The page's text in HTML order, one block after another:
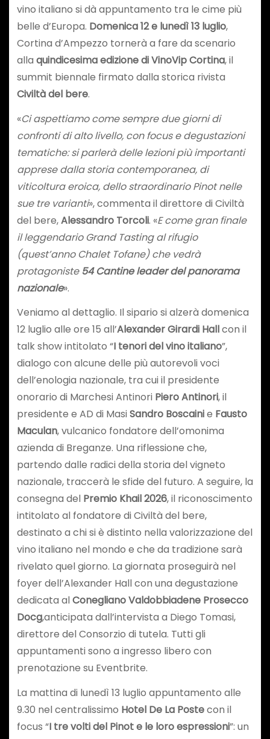
vino italiano si dà appuntamento tra le cime più
belle d’Europa. Domenica 12 e lunedì 13 luglio,
Cortina d’Ampezzo tornerà a fare da scenario
alla quindicesima edizione di VinoVip Cortina, il
summit biennale firmato dalla storica rivista
Civiltà del bere.
«Ci aspettiamo come sempre due giorni di
confronti di alto livello, con focus e degustazioni
tematiche: si parlerà delle lezioni più importanti
apprese dalla storia contemporanea, di
viticoltura eroica, dello straordinario Pinot nelle
sue tre varianti», commenta il direttore di Civiltà
del bere,Alessandro Torcoli. «E come gran finale
il leggendario Grand Tasting al rifugio
(quest’anno Chalet Tofane) che vedrà
protagoniste 54 Cantine leader del panorama
nazionale».
Veniamo al dettaglio. Il sipario si alzerà domenica
12 luglio alle ore 15 all’Alexander Girardi Hallcon il
talk show intitolato “I tenori del vino italiano”,
dialogo con alcune delle più autorevoli voci
dell’enologia nazionale, tra cui il presidente
onorario di Marchesi Antinori Piero Antinori, il
presidente e AD di MasiSandro Boscainie Fausto
Maculan, vulcanico fondatore dell’omonima
azienda di Breganze. Una riflessione che,
partendo dalle radici della storia del vigneto
nazionale, traccerà le sfide del futuro. A seguire, la
consegna del Premio Khail 2026, il riconoscimento
intitolato al fondatore di Civiltà del bere,
destinato a chi si è distinto nella valorizzazione del
vino italiano nel mondo e che da tradizione sarà
rivelato quel giorno. La giornata proseguirà nel
foyer dell’Alexander Hall con una degustazione
dedicata alConegliano Valdobbiadene Prosecco
Docg,anticipata dall’intervista a Diego Tomasi,
direttore del Consorzio di tutela. Tutti gli
appuntamenti sono a ingresso libero con
prenotazione su Eventbrite.
La mattina di lunedì 13 luglio appuntamento alle
9.30 nel centralissimo Hotel De La Postecon il
focus “I tre volti del Pinot e le loro espressioni”: un